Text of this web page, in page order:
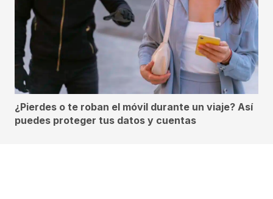
¿Pierdes o te roban el móvil durante un viaje? Así
puedes proteger tus datos y cuentas